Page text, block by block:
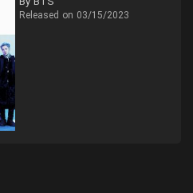
Released on 03/15/2023